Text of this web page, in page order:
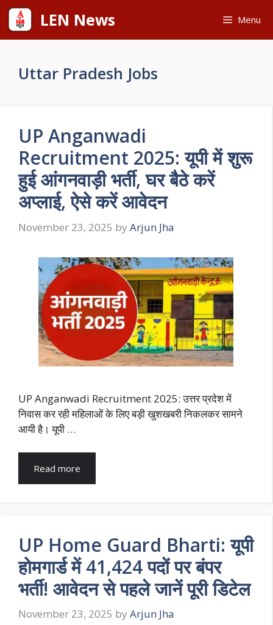
Skip
content
LEN News Menu
Uttar Pradesh Jobs
UP Anganwadi
Recruitment 2025: यूपी में शुरू
हुई आंगनवाड़ी भर्ती, घर बैठे करें
अप्लाई, ऐसे करें आवेदन
November 23, 2025 by Arjun Jha
UP Anganwadi Recruitment 2025: उत्तर प्रदेश में
निवास कर रही महिलाओं के लिए बड़ी खुशखबरी निकलकर सामने
आयी है। यूपी …
Read more
UP Home Guard Bharti: यूपी
होमगार्ड में 41,424 पदों पर बंपर
भर्ती! आवेदन से पहले जानें पूरी डिटेल
November 23, 2025 by Arjun Jha